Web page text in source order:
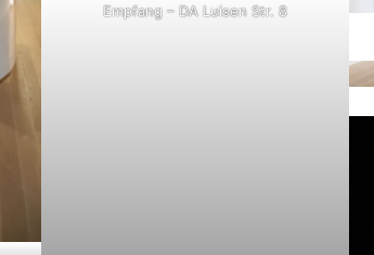
Empfang – DA Luisen Str. 8